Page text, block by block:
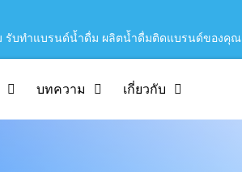
รับทำแบรนด์น้ำดื่ม ผลิตน้ำดื่มติดแบรนด์ของคุณ
บทความ เกี่ยวกับ